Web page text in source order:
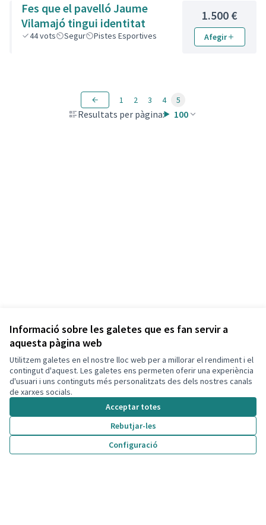
Informació sobre les galetes que es fan servir a
aquesta pàgina web
Utilitzem galetes en el nostre lloc web per a millorar el rendiment i el
contingut d'aquest. Les galetes ens permeten oferir una experiència
d'usuari i uns continguts més personalitzats des dels nostres canals
de xarxes socials.
Acceptar totes
Rebutjar-les
Configuració
Fes que el pavelló Jaume
Vilamajó tingui identitat
44vots Segur Pistes Esportives
1.500 €
Afegir
Resultats per pàgina: 100
1 2 3 4 5
Termes i condicions d'ús
Configuració de les galetes